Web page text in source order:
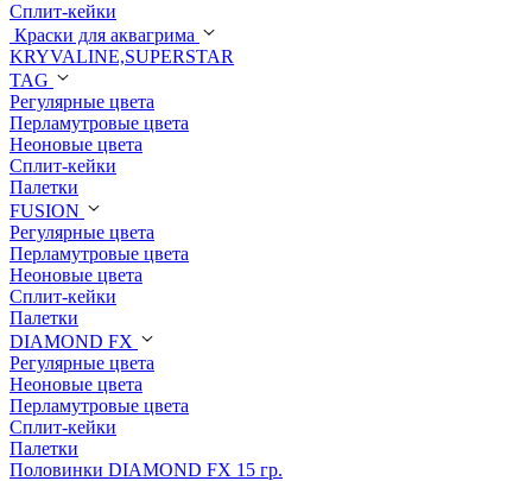
Сплит-кейки
Краски для аквагрима
KRYVALINE,SUPERSTAR
TAG
Регулярные цвета
Перламутровые цвета
Неоновые цвета
Сплит-кейки
Палетки
FUSION
Регулярные цвета
Перламутровые цвета
Неоновые цвета
Сплит-кейки
Палетки
DIAMOND FX
Регулярные цвета
Неоновые цвета
Перламутровые цвета
Сплит-кейки
Палетки
Половинки DIAMOND FX 15 гр.